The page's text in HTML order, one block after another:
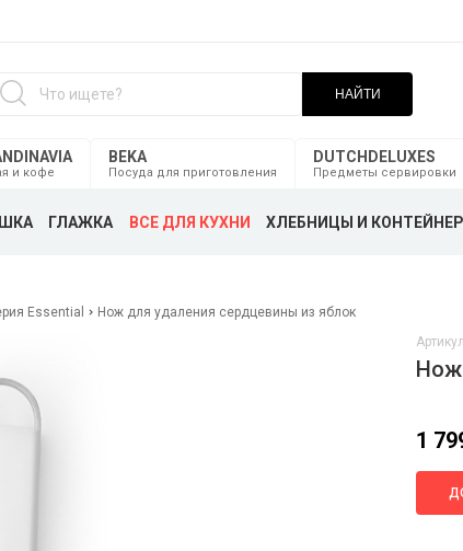
НАЙТИ
и кофе
BEKA
Посуда для приготовления
DUTCHDELUXES
Предметы сервировки
ГЛАЖКА ВСЕ ДЛЯ КУХНИ ХЛЕБНИЦЫ И
Essential
Нож для удаления сердцевины из яблок
Нож
1